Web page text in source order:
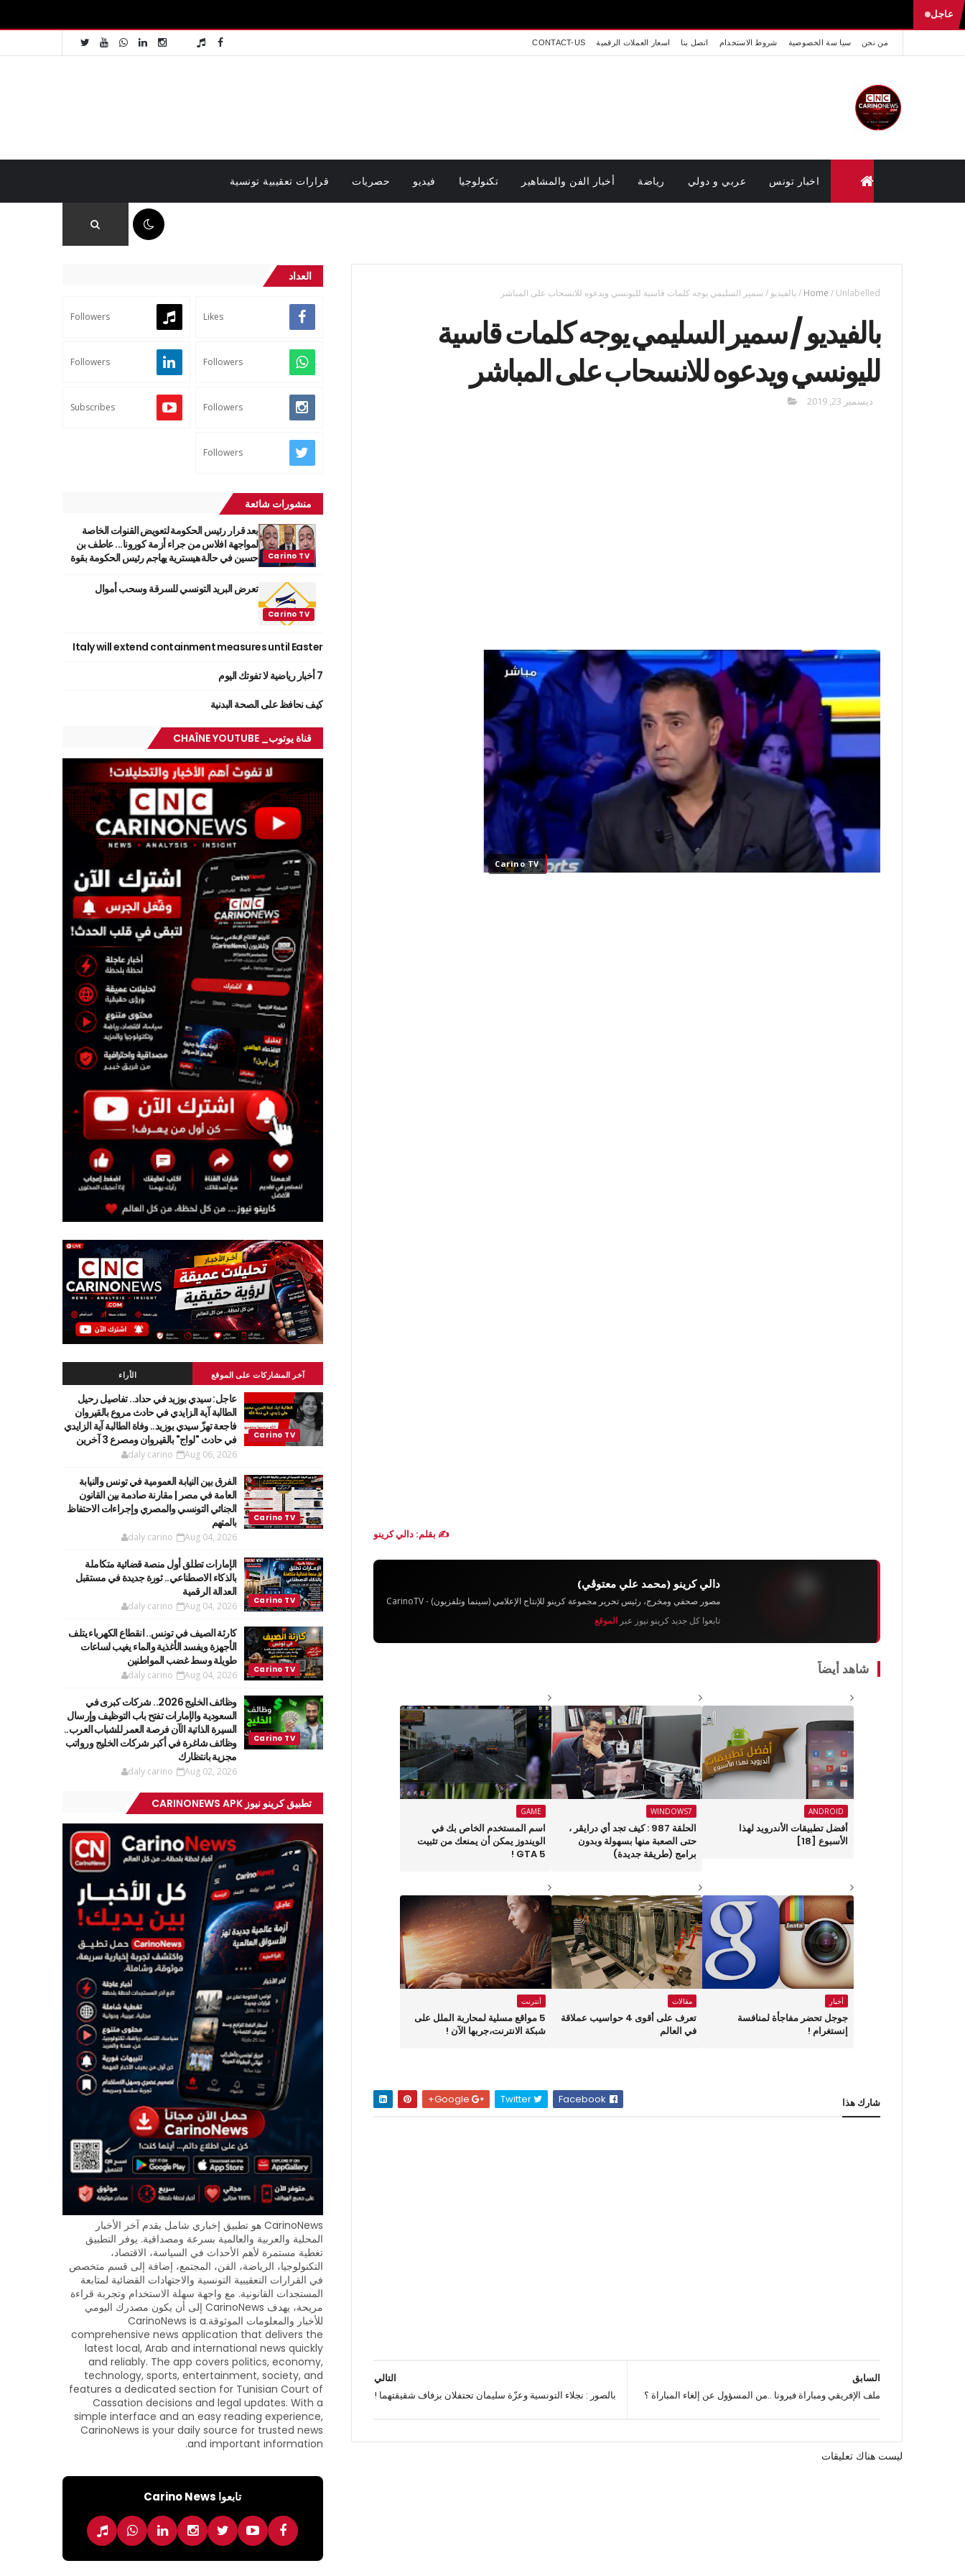
عاجل
من نحن سيا سة الخصوصية شروط الاستخدام اتصل بنا اسعار العملات الرقمية CONTACT-US
اخبار تونس عربي و دولي رياضة أخبار الفن والمشاهير تكنولوجيا فيديو حصريات قرارات تعقيبية تونسية
Home / Unlabelled
/ بالفيديو / سمير السليمي يوجه كلمات قاسية لليونسي ويدعوه للانسحاب على المباشر
بالفيديو / سمير السليمي يوجه كلمات قاسية
لليونسي ويدعوه للانسحاب على المباشر
ديسمبر 23, 2019
Carino TV
✍️ بقلم: دالي كرينو
دالي كرينو (محمد علي معتوڨي)
مصور صحفي ومخرج، رئيس تحرير مجموعة كرينو للإنتاج الإعلامي (سينما وتلفزيون) - CarinoTV
تابعوا كل جديد كرينو نيوز عبرالموقع
شاهد أيضاً
ANDROID
أفضل تطبيقات الأندرويد لهذا
الأسبوع ‏[18]
WINDOWS7
الحلقة 987 : كيف تجد أي درايڤر ،
حتى الصعبة منها بسهولة وبدون
برامج (طريقة جديدة)
GAME
اسم المستخدم الخاص بك في
الويندوز يمكن أن يمنعك من تثبيت
GTA 5 !
أخبار
جوجل تحضر مفاجأة لمنافسة
إنستغرام !
مقالات
تعرف على أقوى 4 حواسيب عملاقة
في العالم
أنترنت
5 مواقع مسلية لمحاربة الملل على
شبكة الانترنت،جربها الآن !
شارك هذا Twitter
التالي
بالصور : نجلاء التونسية وعزّة سليمان تحتفلان بزفاف شقيقتهما !
السابق
ملف الإفريقي ومباراة فيرونا ..من المسؤول عن إلغاء المباراة ؟
ليست هناك تعليقات
العداد
Likes
Followers
Followers
Followers
Followers
Subscribes
Followers
منشورات شائعة
بعد قرار رئيس الحكومة لتعويض القنوات الخاصة
لمواجهة افلاس من جراء أزمة كورونا... عاطف بن
حسين في حالة هيسترية يهاجم رئيس الحكومة بقوة
تعرض البريد التونسي للسرقة وسحب أموال
Italy will extend containment measures until Easter
7 أخبار رياضية لا تفوتك اليوم
كيف نحافظ على الصحة البدنية
قناة يوتوب_ CHAÎNE YOUTUBE
آخر المشاركات على الموقع الأراء
عاجل: سيدي بوزيد في حداد.. تفاصيل رحيل
الطالبة آية الزايدي في حادث مروع بالقيروان
فاجعة تهزّ سيدي بوزيد.. وفاة الطالبة آية الزايدي
في حادث "لواج" بالقيروان ومصرع 3 آخرين
daly carino Aug 06, 2026
الفرق بين النيابة العمومية في تونس والنيابة
العامة في مصر | مقارنة صادمة بين القانون
الجنائي التونسي والمصري وإجراءات الاحتفاظ
بالمتهم
daly carino Aug 04, 2026
الإمارات تطلق أول منصة قضائية متكاملة
بالذكاء الاصطناعي.. ثورة جديدة في مستقبل
العدالة الرقمية
daly carino Aug 04, 2026
كارثة الصيف في تونس.. انقطاع الكهرباء يتلف
الأجهزة ويفسد الأغذية والماء يغيب لساعات
طويلة وسط غضب المواطنين
daly carino Aug 04, 2026
وظائف الخليج 2026.. شركات كبرى في
السعودية والإمارات تفتح باب التوظيف وإرسال
السيرة الذاتية الآن فرصة العمر للشباب العرب..
وظائف شاغرة في أكبر شركات الخليج ورواتب
مجزية بانتظارك
daly carino Aug 02, 2026
تطبيق كرينو نيوز CARINONEWS APK
CarinoNews هو تطبيق إخباري شامل يقدم آخر الأخبار
المحلية والعربية والعالمية بسرعة ومصداقية. يوفر التطبيق
تغطية مستمرة لأهم الأحداث في السياسة، الاقتصاد،
التكنولوجيا، الرياضة، الفن، المجتمع، إضافة إلى قسم متخصص
في القرارات التعقيبية التونسية والاجتهادات القضائية لمتابعة
المستجدات القانونية. مع واجهة سهلة الاستخدام وتجربة قراءة
مريحة، يهدف CarinoNews إلى أن يكون مصدرك اليومي
للأخبار والمعلومات الموثوقة.CarinoNews is a
comprehensive news application that delivers the
latest local, Arab and international news quickly
and reliably. The app covers politics, economy,
technology, sports, entertainment, society, and
features a dedicated section for Tunisian Court of
Cassation decisions and legal updates. With a
simple interface and an easy reading experience,
CarinoNews is your daily source for trusted news
and important information.
تابعوا Carino News